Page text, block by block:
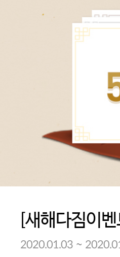
[새해다짐이
2020.01.03 ~